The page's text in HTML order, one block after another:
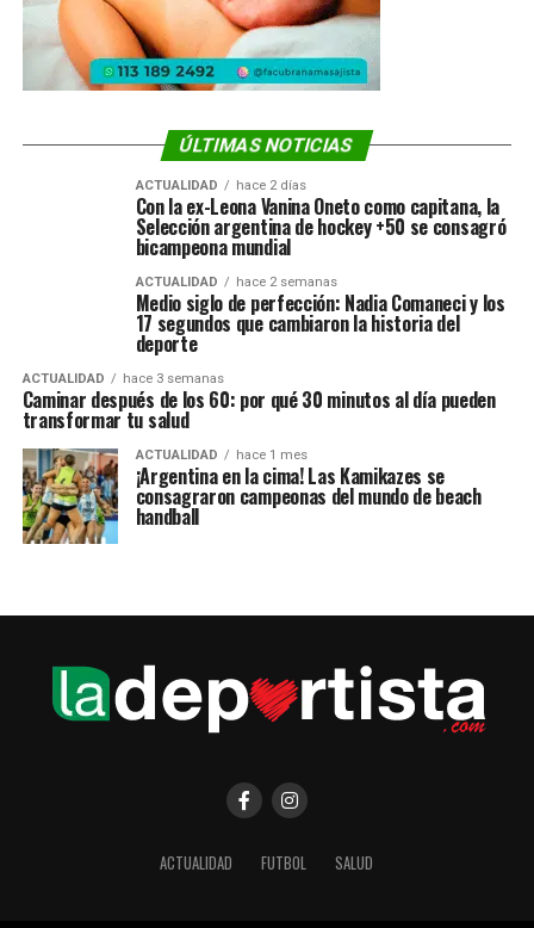
ÚLTIMAS NOTICIAS
ACTUALIDAD hace 2 días
Con la ex-Leona Vanina Oneto como capitana, la
Selección argentina de hockey +50 se consagró
bicampeona mundial
ACTUALIDAD hace 2 semanas
Medio siglo de perfección: Nadia Comaneci y los
17 segundos que cambiaron la historia del
deporte
ACTUALIDAD hace 3 semanas
Caminar después de los 60: por qué 30 minutos al día pueden
transformar tu salud
ACTUALIDAD hace 1 mes
¡Argentina en la cima! Las Kamikazes se
consagraron campeonas del mundo de beach
handball
ACTUALIDAD FUTBOL SALUD